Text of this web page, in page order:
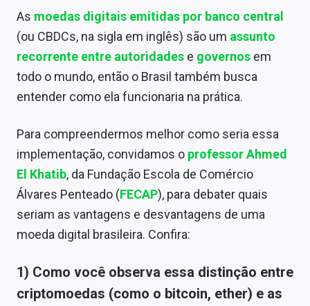
Conteúdo de Marca
Sobre
Expediente
As moedas digitais emitidas por banco central
(ou CBDCs, na sigla em inglês) são um assunto
recorrente entre autoridades e governos em
todo o mundo, então o Brasil também busca
entender como ela funcionaria na prática.
Para compreendermos melhor como seria essa
implementação, convidamos o professorAhmed
El Khatib, da Fundação Escola de Comércio
Álvares Penteado (FECAP), para debater quais
seriam as vantagens e desvantagens de uma
moeda digital brasileira. Confira:
1) Como você observa essa distinção entre
criptomoedas (como o bitcoin, ether) e as